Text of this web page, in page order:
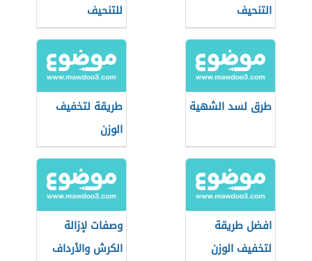
التنحيف
للتنحيف
طرق لسد الشهية
طريقة لتخفيف
الوزن
افضل طريقة
لتخفيف الوزن
وصفات لإزالة
الكرش والأرداف